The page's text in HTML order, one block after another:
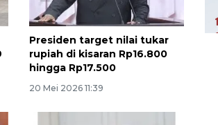
Presiden target nilai tukar
rupiah di kisaran Rp16.800
hingga Rp17.500
20 Mei 2026 11:39